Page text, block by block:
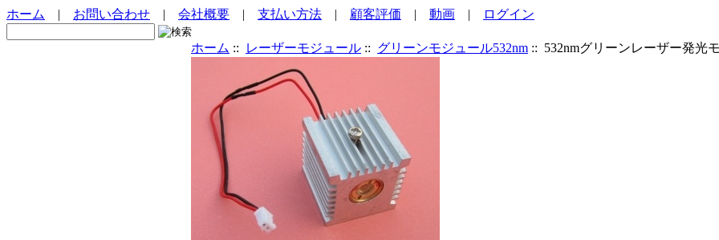
ホーム | お問い合わせ | 会社概要 | 支払い方法 | 顧客評価 | 動画 | ログイン
ホーム :: レーザーモジュール :: グリーンモジュール532nm :: 532nmグリーンレーザー発光